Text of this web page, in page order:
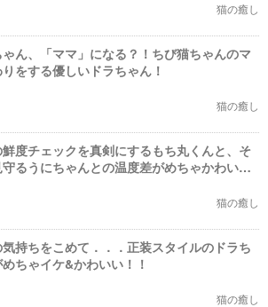
猫の癒し
ゃん、「ママ」になる？！ちび猫ちゃんのマ
をする優しいドラちゃん！
猫の癒し
度チェックを真剣にするもち丸くんと、そ
るうにちゃんとの温度差がめちゃかわい
猫の癒し
持ちをこめて．．．正装スタイルのドラち
ちゃイケ&かわいい！！
猫の癒し